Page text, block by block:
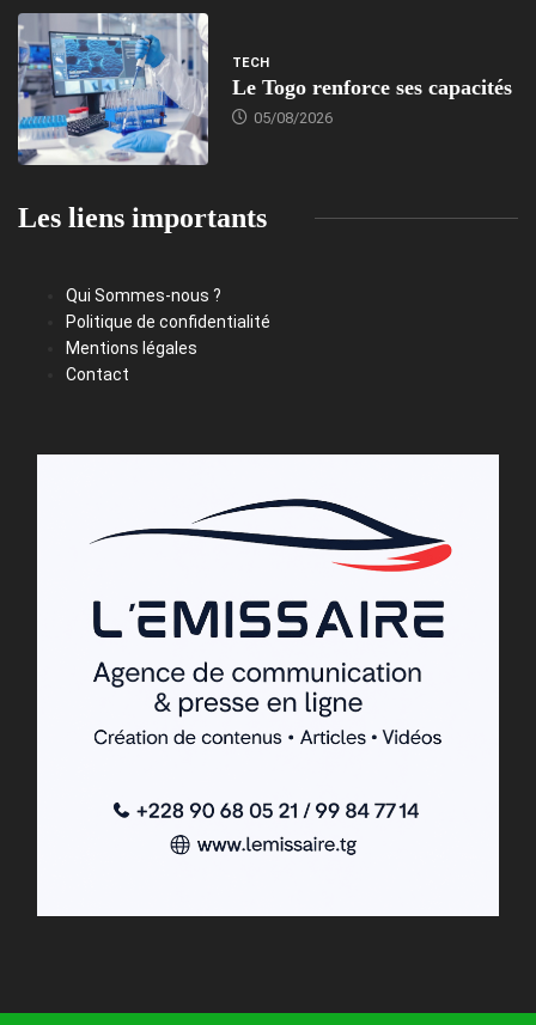
TECH
Le Togo renforce ses capacités
05/08/2026
Les liens importants
Qui Sommes-nous ?
Politique de confidentialité
Mentions légales
Contact